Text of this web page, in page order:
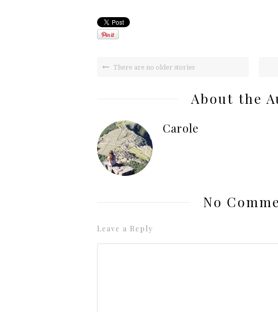
There are no older stories
About the
Carole
No
Leave a Reply